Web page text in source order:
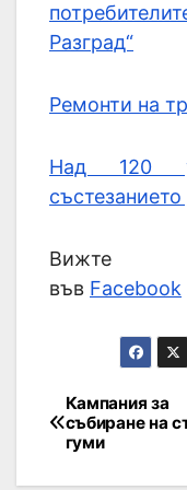
Разград“
Ремонти на
Над 120
Вижте
във Facebook
Кампания за
събиране на
гуми